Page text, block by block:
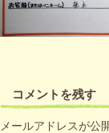
コメントを残す
メールアドレスが公